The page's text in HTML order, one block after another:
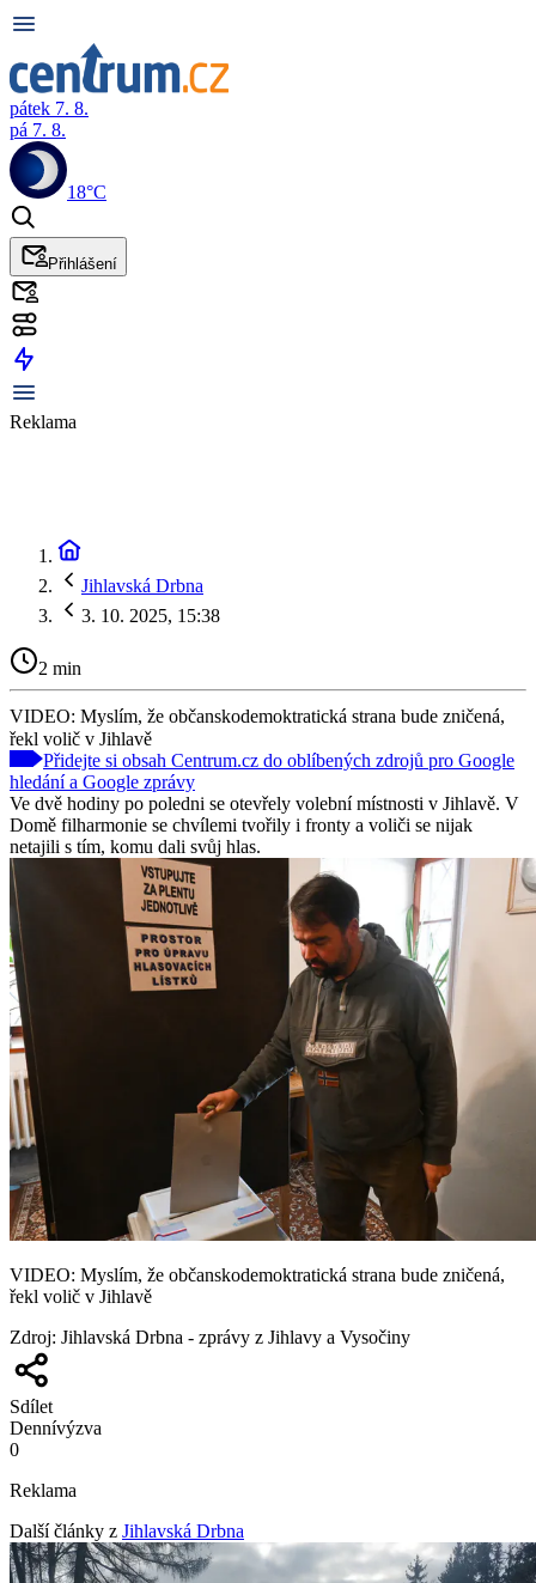
pátek 7. 8.
pá 7. 8.
18°C
Přihlášení
Reklama
Jihlavská Drbna
3. 10. 2025, 15:38
2 min
VIDEO: Myslím, že občanskodemoktratická strana bude zničená,
řekl volič v Jihlavě
Přidejte si obsah Centrum.cz do oblíbených zdrojů pro Google
hledání a Google zprávy
Ve dvě hodiny po poledni se otevřely volební místnosti v Jihlavě. V
Domě filharmonie se chvílemi tvořily i fronty a voliči se nijak
netajili s tím, komu dali svůj hlas.
VIDEO: Myslím, že občanskodemoktratická strana bude zničená,
řekl volič v Jihlavě
Zdroj: Jihlavská Drbna - zprávy z Jihlavy a Vysočiny
Sdílet
Dennívýzva
0
Reklama
Další články z Jihlavská Drbna